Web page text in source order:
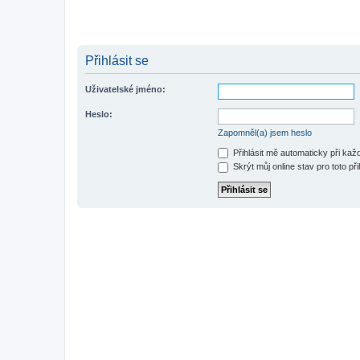
Přihlásit se
Uživatelské jméno:
Heslo:
Zapomněl(a) jsem heslo
Přihlásit mě automaticky při
Skrýt můj online stav pro toto